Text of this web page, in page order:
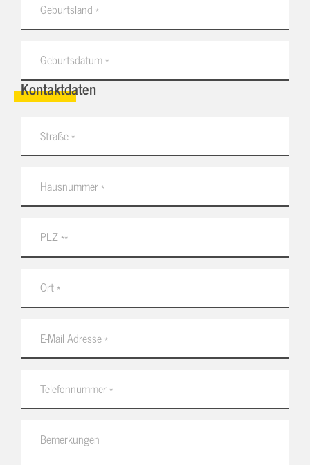
Kontaktdaten